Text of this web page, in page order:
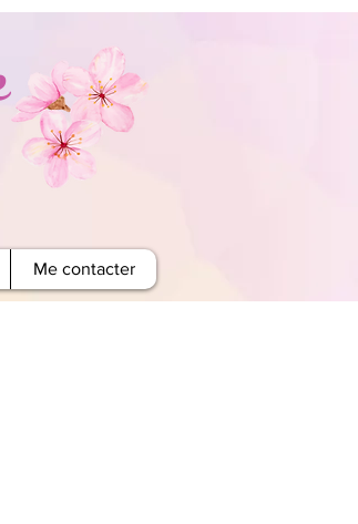
Me contacter